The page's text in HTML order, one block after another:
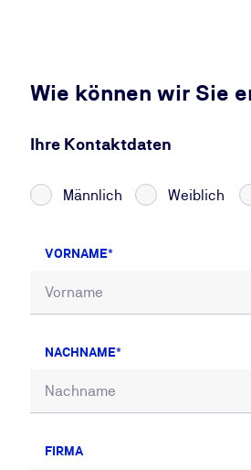
Wie können wir Sie
Ihre Kontaktdaten
Männlich Weiblich
VORNAME
NACHNAME
FIRMA